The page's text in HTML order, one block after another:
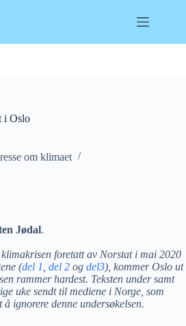
i Oslo
om klimaet
Jødal.
foretatt av Norstat i mai 2020
(del 1 del 2 og del3), kommer Oslo ut
rammer hardest. Teksten under samt
uke sendt til mediene i Norge, som
ignorere denne undersøkelsen.